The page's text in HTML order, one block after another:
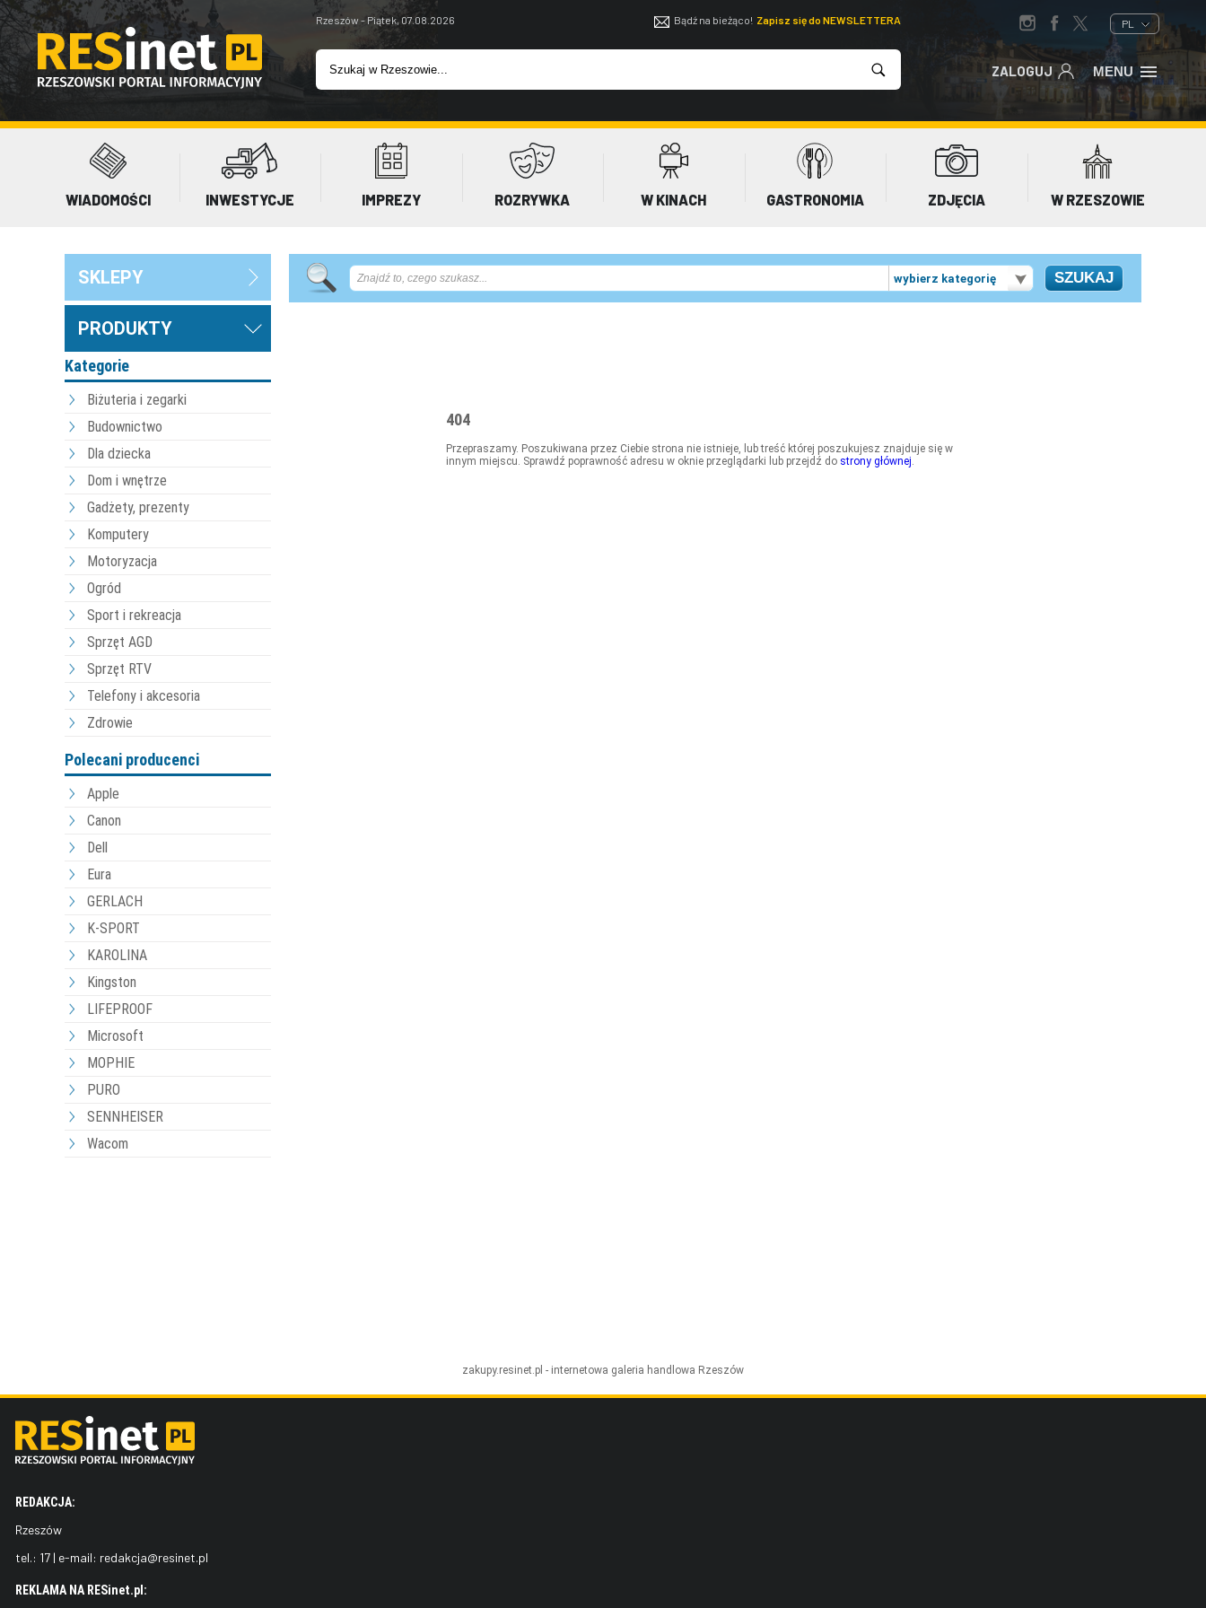
Rzeszów - Piątek, 07.08.2026 Bądź na bieżąco! Zapisz się do NEWSLETTERA PL
ZALOGUJ MENU
WIADOMOŚCI INWESTYCJE IMPREZY ROZRYWKA W KINACH GASTRONOMIA ZDJĘCIA W RZESZOWIE
SKLEPY
PRODUKTY
Kategorie
Biżuteria i zegarki
Budownictwo
Dla dziecka
Dom i wnętrze
Gadżety, prezenty
Komputery
Motoryzacja
Ogród
Sport i rekreacja
Sprzęt AGD
Sprzęt RTV
Telefony i akcesoria
Zdrowie
Polecani producenci
Apple
Canon
Dell
Eura
GERLACH
K-SPORT
KAROLINA
Kingston
LIFEPROOF
Microsoft
MOPHIE
PURO
SENNHEISER
Wacom
wybierz kategorię
404
Przepraszamy. Poszukiwana przez Ciebie strona nie istnieje, lub treść której poszukujesz znajduje się w
innym miejscu. Sprawdź poprawność adresu w oknie przeglądarki lub przejdź do strony głównej.
zakupy.resinet.pl - internetowa galeria handlowa Rzeszów
REDAKCJA:
Rzeszów
tel.: 17 | e-mail: redakcja@resinet.pl
REKLAMA NA RESinet.pl: